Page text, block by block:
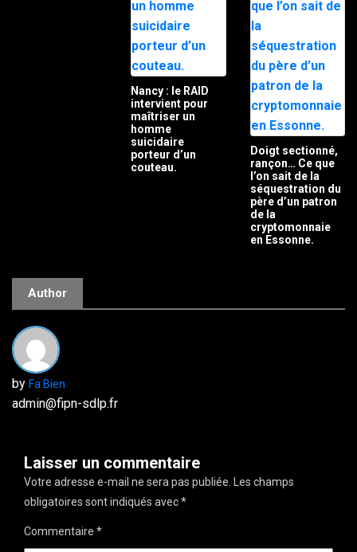
Nancy : le RAID
intervient pour
maîtriser un
homme
suicidaire
porteur d’un
couteau.
Doigt sectionné,
rançon… Ce que
l’on sait de la
séquestration du
père d’un patron
de la
cryptomonnaie
en Essonne.
Author
by Fa Bien
admin@fipn-sdlp.fr
Laisser un commentaire
Votre adresse e-mail ne sera pas publiée. Les champs
obligatoires sont indiqués avec*
Commentaire *